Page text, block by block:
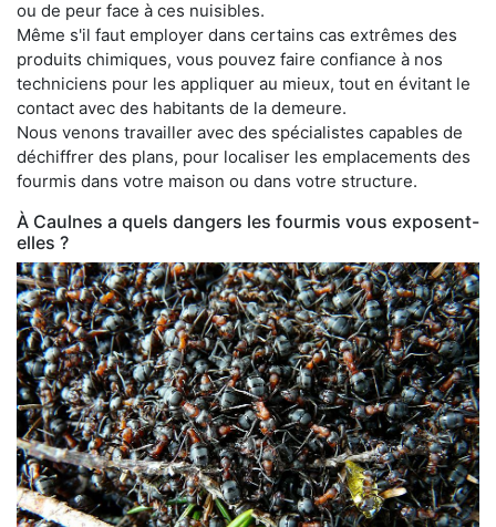
ou de peur face à ces nuisibles.
Même s'il faut employer dans certains cas extrêmes des
produits chimiques, vous pouvez faire confiance à nos
techniciens pour les appliquer au mieux, tout en évitant le
contact avec des habitants de la demeure.
Nous venons travailler avec des spécialistes capables de
déchiffrer des plans, pour localiser les emplacements des
fourmis dans votre maison ou dans votre structure.
À Caulnes a quels dangers les fourmis vous exposent-
elles ?